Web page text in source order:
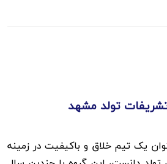
تولد مشهد
یک تیم خلاق و باکیفیت در زمینه